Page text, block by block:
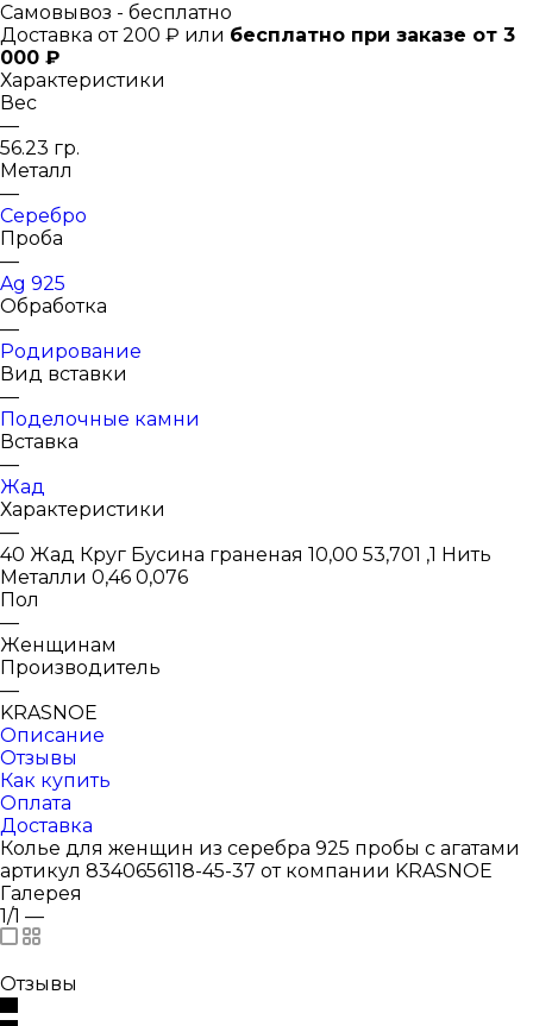
Самовывоз - бесплатно
Доставка от 200 ₽ или бесплатно при заказе от 3
000 ₽
Характеристики
Вес
—
56.23 гр.
Металл
—
Серебро
Проба
—
Ag 925
Обработка
—
Родирование
Вид вставки
—
Поделочные камни
Вставка
—
Жад
Характеристики
—
40 Жад Круг Бусина граненая 10,00 53,701 ,1 Нить
Металли 0,46 0,076
Пол
—
Женщинам
Производитель
—
KRASNOE
Описание
Отзывы
Как купить
Оплата
Доставка
Колье для женщин из серебра 925 пробы с агатами
артикул 8340656118-45-37 от компании KRASNOE
Галерея
1/1 —
Отзывы